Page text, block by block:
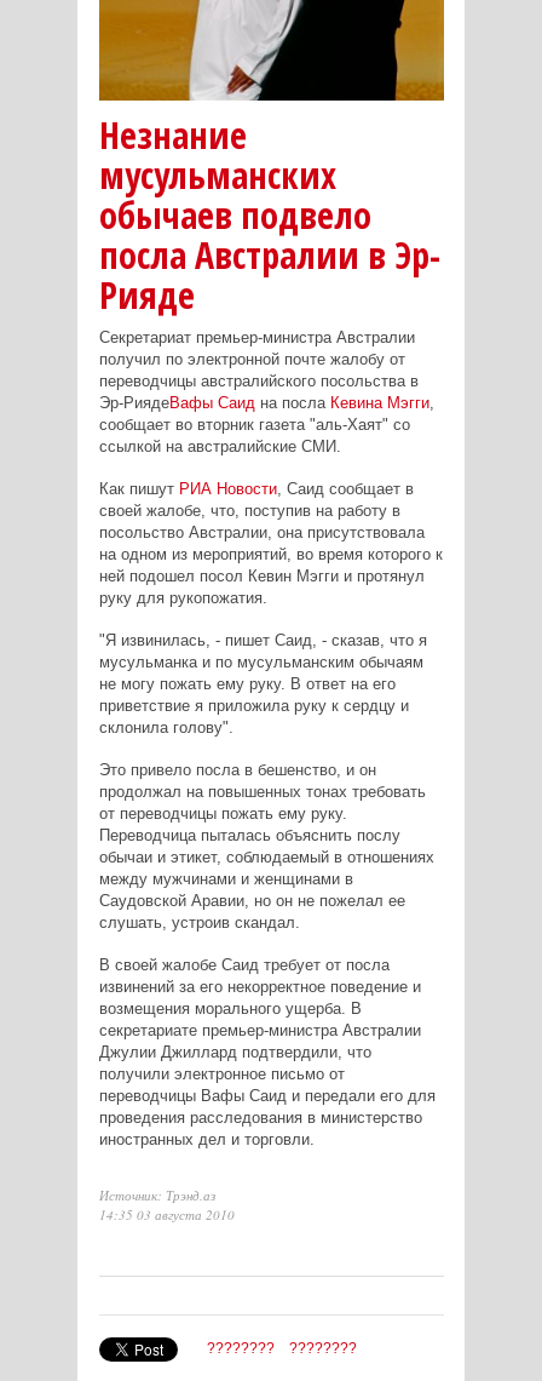
Незнание
мусульманских
обычаев подвело
посла Австралии в Эр-
Рияде
Секретариат премьер-министра Австралии
получил по электронной почте жалобу от
переводчицы австралийского посольства в
Эр-РиядеВафы Саидна посла Кевина Мэгги,
сообщает во вторник газета "аль-Хаят" со
ссылкой на австралийские СМИ.
Как пишут РИА Новости, Саид сообщает в
своей жалобе, что, поступив на работу в
посольство Австралии, она присутствовала
на одном из мероприятий, во время которого к
ней подошел посол Кевин Мэгги и протянул
руку для рукопожатия.
"Я извинилась, - пишет Саид, - сказав, что я
мусульманка и по мусульманским обычаям
не могу пожать ему руку. В ответ на его
приветствие я приложила руку к сердцу и
склонила голову".
Это привело посла в бешенство, и он
продолжал на повышенных тонах требовать
от переводчицы пожать ему руку.
Переводчица пыталась объяснить послу
обычаи и этикет, соблюдаемый в отношениях
между мужчинами и женщинами в
Саудовской Аравии, но он не пожелал ее
слушать, устроив скандал.
В своей жалобе Саид требует от посла
извинений за его некорректное поведение и
возмещения морального ущерба. В
секретариате премьер-министра Австралии
Джулии Джиллард подтвердили, что
получили электронное письмо от
переводчицы Вафы Саид и передали его для
проведения расследования в министерство
иностранных дел и торговли.
Источник: Трэнд.аз
14:35 03 августа 2010
???????? ????????